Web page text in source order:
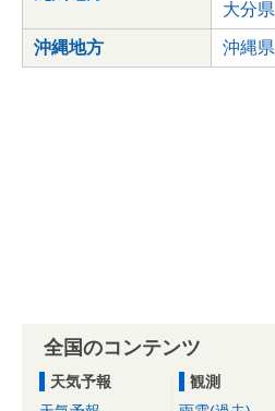
大分県
沖縄地方 沖縄県
全国のコンテンツ
天気予報
観測